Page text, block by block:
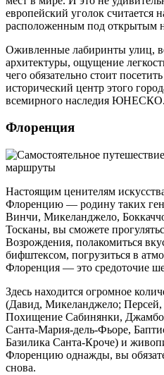
европейский уголок считается
расположенным под открытым
Оживленные лабиринты улиц,
архитектуры, ощущение
чего обязательно стоит
исторический центр этого
всемирного наследия ЮНЕСКО.
Флоренция
Настоящим ценителям
Флоренцию — родину таких
Винчи, Микеланджело,
Тосканы, вы сможете
Возрождения, полакомиться
бифштексом, погрузиться в
Флоренция — это средоточие
Здесь находится огромное
(Давид, Микеланджело; Персей,
Похищение Сабинянки,
Санта-Мария-дель-Фьоре,
Базилика Санта-Кроче) и
Флоренцию однажды, вы
снова.